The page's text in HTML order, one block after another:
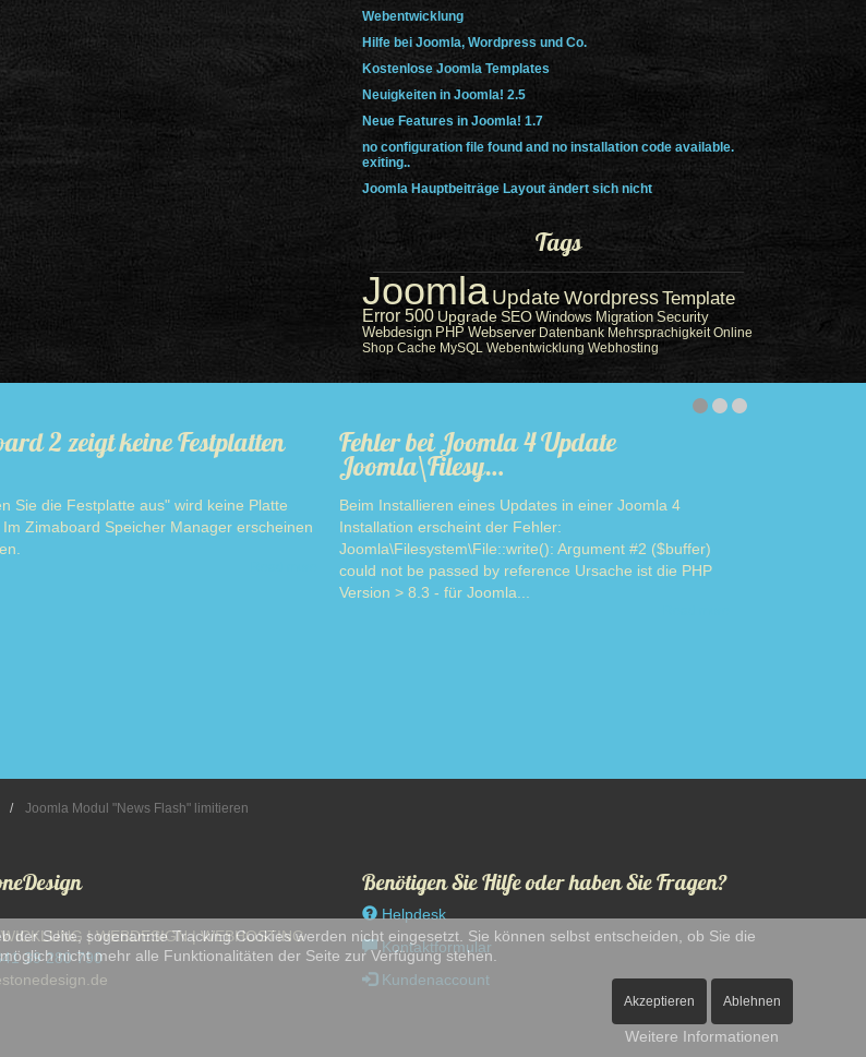
Webentwicklung
Hilfe bei Joomla, Wordpress und Co.
Kostenlose Joomla Templates
Neuigkeiten in Joomla! 2.5
Neue Features in Joomla! 1.7
no configuration file found and no installation code available.
exiting..
Joomla Hauptbeiträge Layout ändert sich nicht
Tags
JoomlaUpdateWordpressTemplate
Error 500 Upgrade SEO Windows Migration Security
Webdesign PHP Webserver Datenbank Mehrsprachigkeit Online
Shop Cache MySQL Webentwicklung Webhosting
2 zeigt keine Festplatten
Sie die Festplatte aus" wird keine Platte
Zimaboard Speicher Manager erscheinen
Fehler bei Joomla 4 Update
Joomla\Filesy…
Beim Installieren eines Updates in einer Joomla 4
Installation erscheint der Fehler:
Joomla\Filesystem\File::write(): Argument #2 ($buffer)
could not be passed by reference Ursache ist die PHP
Version > 8.3 - für Joomla...
Joomla Modul "News Flash" limitieren
| WEBDESIGN | WEBHOSTING
39 280 790
Benötigen Sie Hilfe oder haben Sie Fragen?
Helpdesk
Kontaktformular
Kundenaccount
Seite, sogenannte Tracking Cookies werden nicht eingesetzt. Sie können selbst entscheiden, ob Sie die
nicht mehr alle Funktionalitäten der Seite zur Verfügung stehen.
Akzeptieren Ablehnen
Weitere Informationen